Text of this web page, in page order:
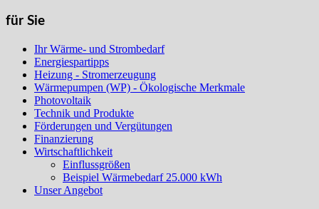
für Sie
Ihr Wärme- und Strombedarf
Energiespartipps
Heizung - Stromerzeugung
Wärmepumpen (WP) - Ökologische Merkmale
Photovoltaik
Technik und Produkte
Förderungen und Vergütungen
Finanzierung
Wirtschaftlichkeit
Einflussgrößen
Beispiel Wärmebedarf 25.000 kWh
Unser Angebot